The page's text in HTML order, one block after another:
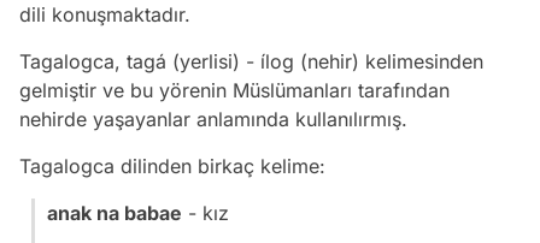
dili konuşmaktadır.
Tagalogca, tagá (yerlisi) - ílog (nehir) kelimesinden
gelmiştir ve bu yörenin Müslümanları tarafından
nehirde yaşayanlar anlamında kullanılırmış.
Tagalogca dilinden birkaç kelime:
anak na babae - kız